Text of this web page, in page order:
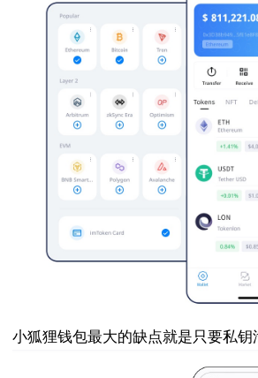
小狐狸钱包最大的缺点就是只要私钥